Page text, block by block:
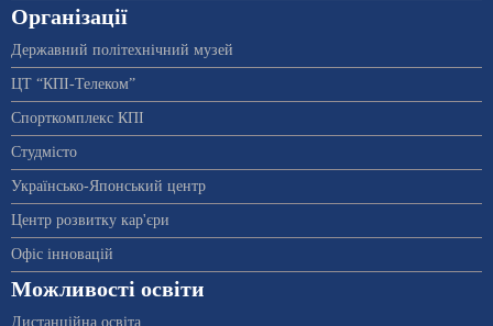
Організації
Державний політехнічний музей
ЦТ “КПІ-Телеком”
Спорткомплекс КПІ
Студмісто
Українсько-Японський центр
Центр розвитку кар'єри
Офіс інновацій
Можливості освіти
Дистанційна освіта